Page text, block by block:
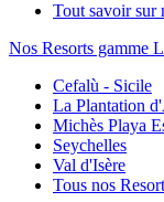
Tout savoir sur
Nos Resorts gamme
Cefalù - Sicile
La Plantation
Michès Playa
Seychelles
Val d'Isère
Tous nos